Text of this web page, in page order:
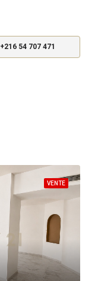
+216 54 707 471
VENTE